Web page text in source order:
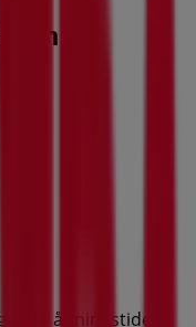
åpningstider: